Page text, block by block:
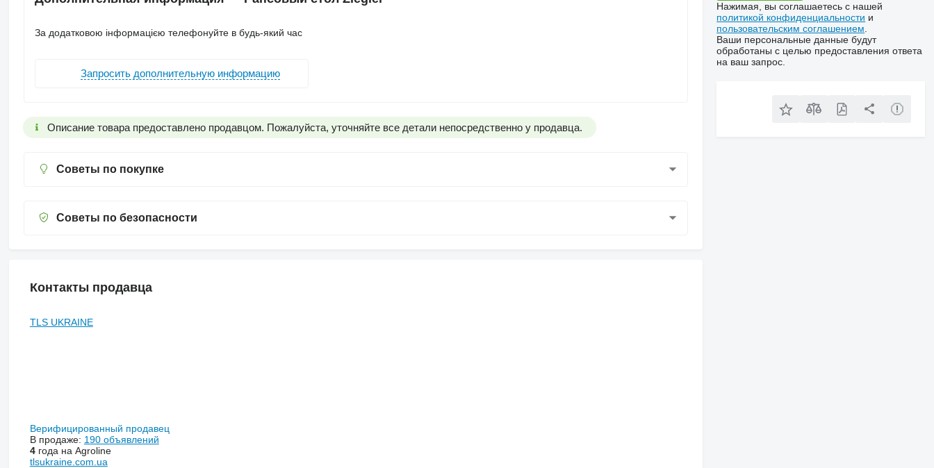
За додатковою інформацією телефонуйте в будь-який час
Запросить дополнительную информацию
Описание товара предоставлено продавцом. Пожалуйста, уточняйте все детали непосредственно у продавца.
Советы по покупке
Советы по безопасности
Контакты продавца
TLS UKRAINE
Верифицированный продавец
В продаже: 190 объявлений
4года на Agroline
tlsukraine.com.ua
Нажимая, вы соглашаетесь с нашей
политикой конфиденциальности и
пользовательским соглашением
Ваши персональные данные будут
обработаны с целью предоставления ответа
на ваш запрос.